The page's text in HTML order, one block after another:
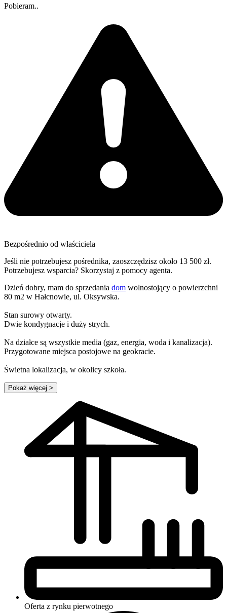
Pobieram..
Bezpośrednio od właściciela
Jeśli nie potrzebujesz pośrednika, zaoszczędzisz około 13 500 zł.
Potrzebujesz wsparcia? Skorzystaj z pomocy agenta.
Dzień dobry, mam do sprzedania dom wolnostojący o powierzchni
80 m2 w Hałcnowie, ul. Oksywska.
Stan surowy otwarty.
Dwie kondygnacje i duży strych.
Na działce są wszystkie media (gaz, energia, woda i kanalizacja).
Przygotowane miejsca postojowe na geokracie.
Świetna lokalizacja, w okolicy szkoła.
Pokaż więcej >
Oferta z rynku pierwotnego